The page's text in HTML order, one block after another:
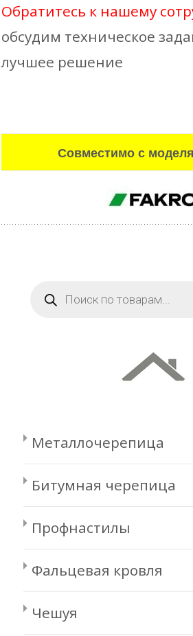
Обратитесь к нашему
обсудим техническое
лучшее решение
Совместимо с
товаров
Металлочерепица
Битумная черепица
Профнастилы
Фальцевая кровля
Чешуя